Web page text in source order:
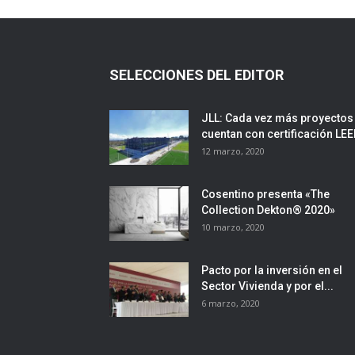
SELECCIONES DEL EDITOR
JLL: Cada vez más proyectos
cuentan con certificación
12 marzo, 2020
Cosentino presenta «The
Collection Dekton® 2020»
10 marzo, 2020
Pacto por la inversión en el
Sector Vivienda y por el...
6 marzo, 2020